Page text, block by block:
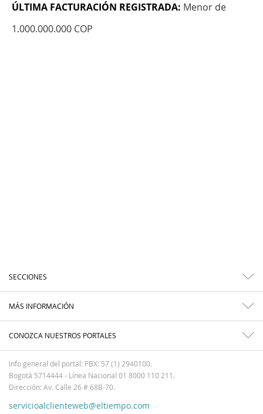
ÚLTIMA FACTURACIÓN REGISTRADA: Menor de
1.000.000.000 COP
SECCIONES
MÁS INFORMACIÓN
CONOZCA NUESTROS PORTALES
Info general del portal: PBX: 57 (1) 2940100.
Bogotá 5714444 - Línea Nacional 01 8000 110 211.
Dirección: Av. Calle 26 # 68B-70.
servicioalclienteweb@eltiempo.com